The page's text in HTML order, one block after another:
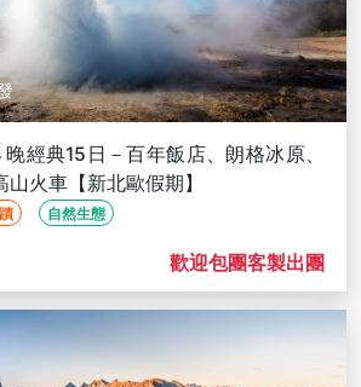
經典15日－百年飯店、朗格冰原、
火車【新北歐假期】
自然生態
歡迎包團客製出團